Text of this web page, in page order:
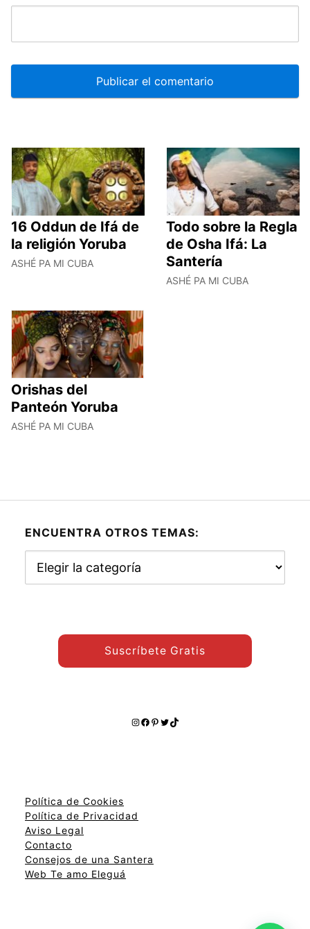
16 Oddun de Ifá de
la religión Yoruba
ASHÉ PA MI CUBA
Todo sobre la Regla
de Osha Ifá: La
Santería
ASHÉ PA MI CUBA
Orishas del
Panteón Yoruba
ASHÉ PA MI CUBA
ENCUENTRA OTROS TEMAS:
otros
Suscríbete Gratis
Instagram
Facebook
Pinterest
Twitter
TikTok
Política de Cookies
Política de Privacidad
Aviso Legal
Contacto
Consejos de una Santera
Web Te amo Eleguá